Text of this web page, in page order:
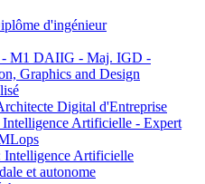
d'ingénieur
M1 DAIIG - Maj. IGD -
Graphics and Design
Digital d'Entreprise
Artificielle - Expert
Artificielle
et autonome